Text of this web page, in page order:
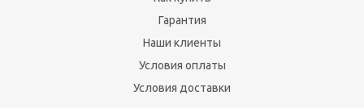
Гарантия
Наши клиенты
Условия оплаты
Условия доставки